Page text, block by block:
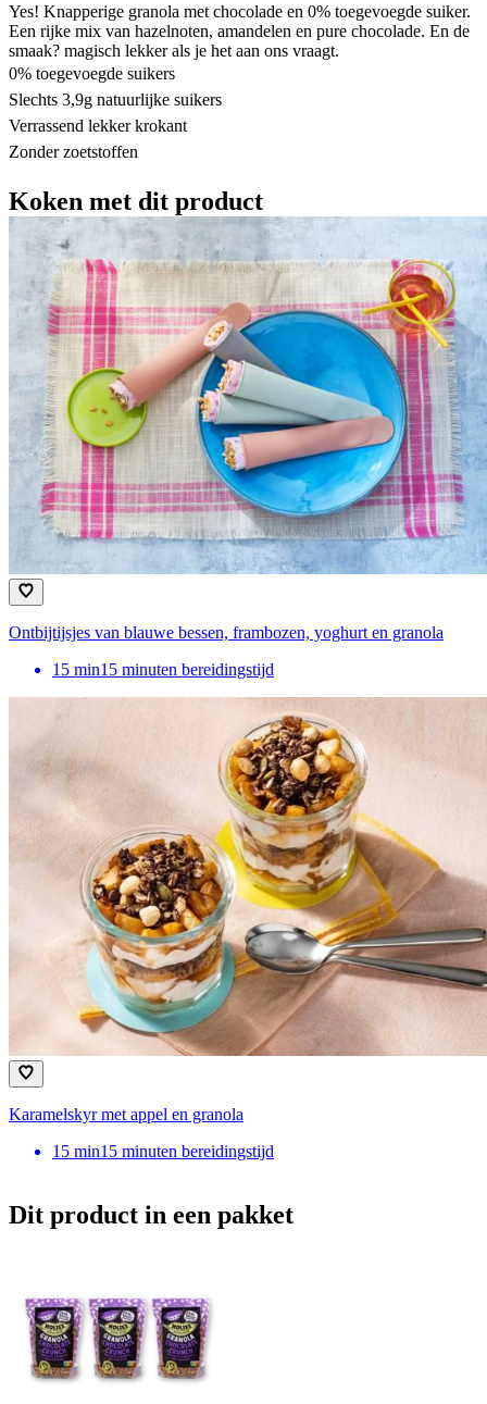
Yes! Knapperige granola met chocolade en 0% toegevoegde suiker.
Een rijke mix van hazelnoten, amandelen en pure chocolade. En de
smaak? magisch lekker als je het aan ons vraagt.
0% toegevoegde suikers
Slechts 3,9g natuurlijke suikers
Verrassend lekker krokant
Zonder zoetstoffen
Koken met dit product
Ontbijtijsjes van blauwe bessen, frambozen, yoghurt en granola
15 min15 minuten bereidingstijd
Karamelskyr met appel en granola
15 min15 minuten bereidingstijd
Dit product in een pakket